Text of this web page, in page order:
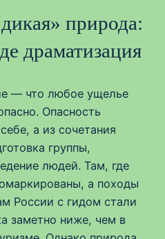
природа:
драматизация
— что любое ущелье
Опасность
а из сочетания
группы,
людей. Там, где
а походы
России с гидом стали
заметно ниже, чем в